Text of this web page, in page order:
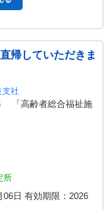
帰していただきま
支社
「高齢者総合福祉施
所
06日 有効期限： 2026